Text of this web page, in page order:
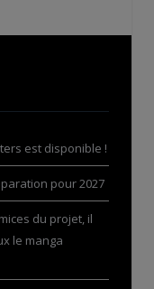
est disponible !
pour 2027
du projet, il
le manga